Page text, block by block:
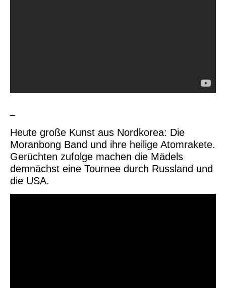
Heute große Kunst aus Nordkorea: Die
Moranbong Band und ihre heilige Atomrakete.
Gerüchten zufolge machen die Mädels
demnächst eine Tournee durch Russland und
die USA.